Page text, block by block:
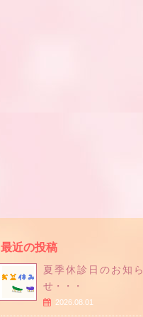
最近の投稿
夏季休診日のお知ら
せ・・・
2026.08.01